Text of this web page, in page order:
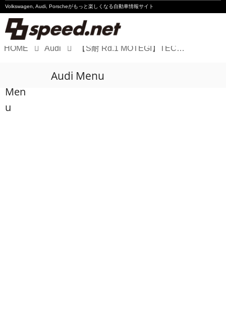
Volkswagen, Audi, Porscheがもっと楽しくなる自動車情報サイト
Audi
HOME Audi 【S耐 Rd.1 MOTEGI】TECHNO FIRST R8 LMS GT4がST-Zクラスで優勝
Men
u
Audi Menu